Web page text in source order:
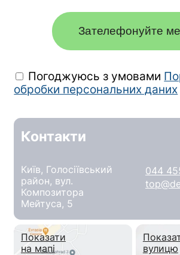
Зателефонуйте
Погоджуюсь з умовами
обробки персональних даних
Контакти
Київ, Голосіївський
район, вул.
Композитора
Мейтуса, 5
044
Показати
на мапі
вулицю